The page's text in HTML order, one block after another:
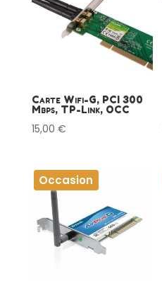
Carte Wifi-G, PCI 300
Mbps, TP-Link, OCC
15,00 €
Occasion